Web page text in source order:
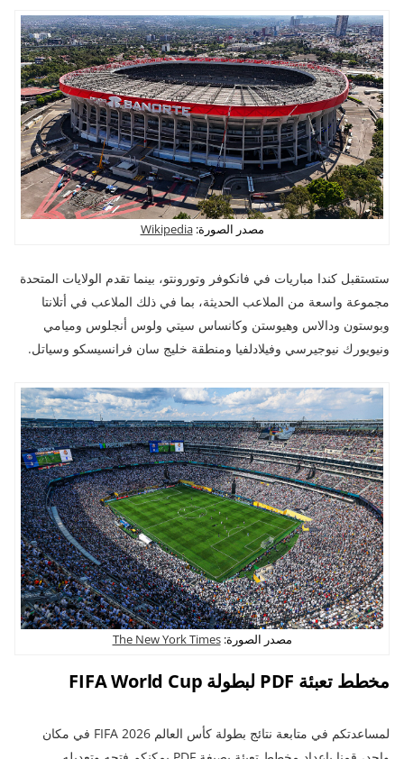
مصدر الصورة:Wikipedia
ستستقبل كندا مباريات في فانكوفر وتورونتو، بينما تقدم الولايات المتحدة
مجموعة واسعة من الملاعب الحديثة، بما في ذلك الملاعب في أتلانتا
وبوستون ودالاس وهيوستن وكانساس سيتي ولوس أنجلوس وميامي
ونيويورك نيوجيرسي وفيلادلفيا ومنطقة خليج سان فرانسيسكو وسياتل.
مصدر الصورة:The New York Times
مخطط تعبئة PDF لبطولة FIFA World Cup
لمساعدتكم في متابعة نتائج بطولة كأس العالم FIFA 2026 في مكان